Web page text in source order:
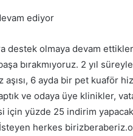
ediyor
destek olmaya devam
bırakmıyoruz. 2 yıl
aşısı, 6 ayda bir pet kuaför
ve odaya üye klinikler,
için yüzde 25 indirim
herkes